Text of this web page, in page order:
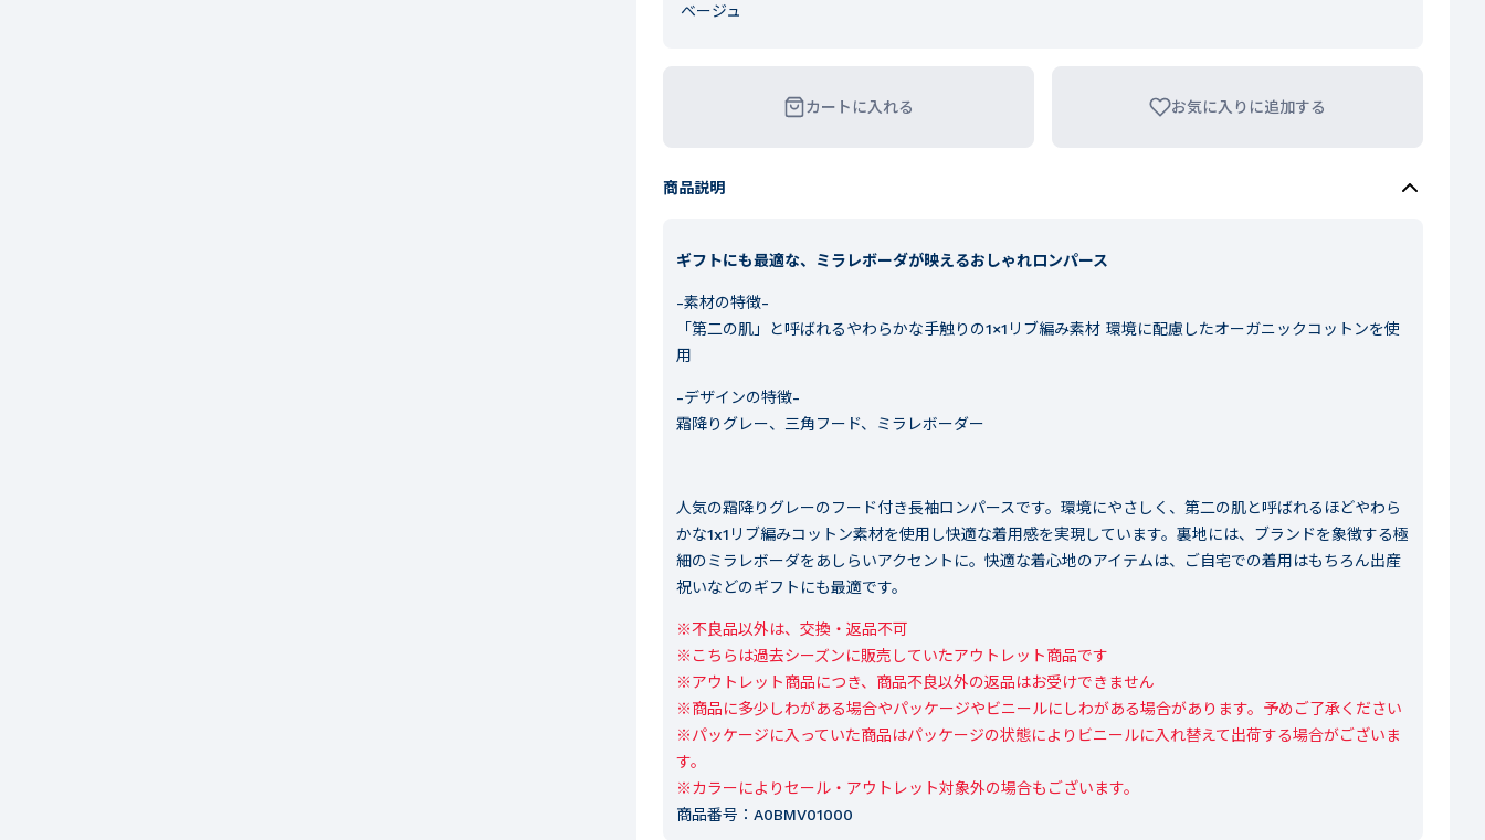
ベージュ
カートに入れる お気に入りに追加する
商品説明
ギフトにも最適な、ミラレボーダが映えるおしゃれロンパース
-素材の特徴-
「第二の肌」と呼ばれるやわらかな手触りの1×1リブ編み素材 環境に配慮したオーガニックコットンを使
用
-デザインの特徴-
霜降りグレー、三角フード、ミラレボーダー
人気の霜降りグレーのフード付き長袖ロンパースです。環境にやさしく、第二の肌と呼ばれるほどやわら
かな1x1リブ編みコットン素材を使用し快適な着用感を実現しています。裏地には、ブランドを象徴する極
細のミラレボーダをあしらいアクセントに。快適な着心地のアイテムは、ご自宅での着用はもちろん出産
祝いなどのギフトにも最適です。
※不良品以外は、交換・返品不可
※こちらは過去シーズンに販売していたアウトレット商品です
※アウトレット商品につき、商品不良以外の返品はお受けできません
※商品に多少しわがある場合やパッケージやビニールにしわがある場合があります。予めご了承ください
※パッケージに入っていた商品はパッケージの状態によりビニールに入れ替えて出荷する場合がございま
す。
※カラーによりセール・アウトレット対象外の場合もございます。
商品番号： A0BMV01000